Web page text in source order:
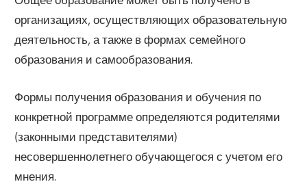
организациях, осуществляющих образовательную
деятельность, а также в формах семейного
образования и самообразования.
Формы получения образования и обучения по
конкретной программе определяются родителями
(законными представителями)
несовершеннолетнего обучающегося с учетом его
мнения.